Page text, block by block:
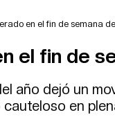
en el fin de semana
el fin de
año dejó un
en